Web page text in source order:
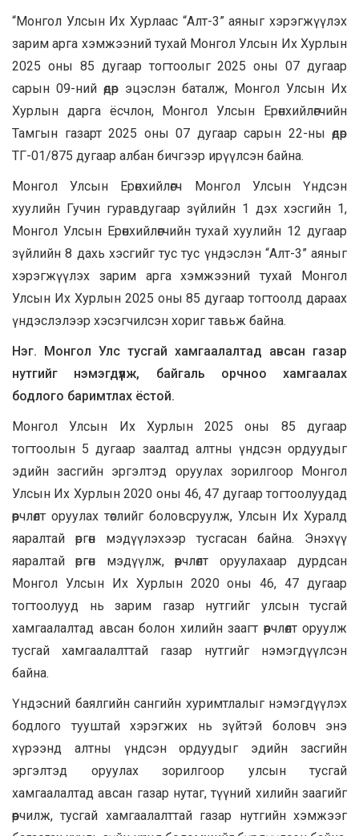
“Монгол Улсын Их Хурлаас “Алт-3” аяныг хэрэгжүүлэх
зарим арга хэмжээний тухай Монгол Улсын Их Хурлын
2025 оны 85 дугаар тогтоолыг 2025 оны 07 дугаар
сарын 09-ний өдөр эцэслэн баталж, Монгол Улсын Их
Хурлын дарга ёсчлон, Монгол Улсын Ерөнхийлөгчийн
Тамгын газарт 2025 оны 07 дугаар сарын 22-ны өдөр
ТГ-01/875 дугаар албан бичгээр ирүүлсэн байна.
Монгол Улсын Ерөнхийлөгч Монгол Улсын Үндсэн
хуулийн Гучин гуравдугаар зүйлийн 1 дэх хэсгийн 1,
Монгол Улсын Ерөнхийлөгчийн тухай хуулийн 12 дугаар
зүйлийн 8 дахь хэсгийг тус тус үндэслэн “Алт-3” аяныг
хэрэгжүүлэх зарим арга хэмжээний тухай Монгол
Улсын Их Хурлын 2025 оны 85 дугаар тогтоолд дараах
үндэслэлээр хэсэгчилсэн хориг тавьж байна.
Нэг. Монгол Улс тусгай хамгаалалтад авсан газар
нутгийг нэмэгдүүлж, байгаль орчноо хамгаалах
бодлого баримтлах ёстой.
Монгол Улсын Их Хурлын 2025 оны 85 дугаар
тогтоолын 5 дугаар заалтад алтны үндсэн ордуудыг
эдийн засгийн эргэлтэд оруулах зорилгоор Монгол
Улсын Их Хурлын 2020 оны 46, 47 дугаар тогтоолуудад
өөрчлөлт оруулах төслийг боловсруулж, Улсын Их Хуралд
яаралтай өргөн мэдүүлэхээр тусгасан байна. Энэхүү
яаралтай өргөн мэдүүлж, өөрчлөлт оруулахаар дурдсан
Монгол Улсын Их Хурлын 2020 оны 46, 47 дугаар
тогтоолууд нь зарим газар нутгийг улсын тусгай
хамгаалалтад авсан болон хилийн заагт өөрчлөлт оруулж
тусгай хамгаалалттай газар нутгийг нэмэгдүүлсэн
байна.
Үндэсний баялгийн сангийн хуримтлалыг нэмэгдүүлэх
бодлого тууштай хэрэгжих нь зүйтэй боловч энэ
хүрээнд алтны үндсэн ордуудыг эдийн засгийн
эргэлтэд оруулах зорилгоор улсын тусгай
хамгаалалтад авсан газар нутаг, түүний хилийн заагийг
өөрчилж, тусгай хамгаалалттай газар нутгийн хэмжээг